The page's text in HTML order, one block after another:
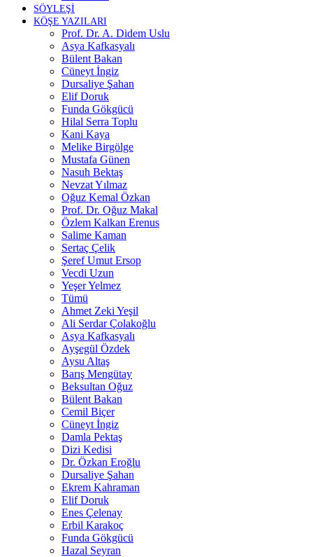
SÖYLEŞİ
KÖŞE YAZILARI
Prof. Dr. A. Didem Uslu
Asya Kafkasyalı
Bülent Bakan
Cüneyt İngiz
Dursaliye Şahan
Elif Doruk
Funda Gökgücü
Hilal Serra Toplu
Kani Kaya
Melike Birgölge
Mustafa Günen
Nasuh Bektaş
Nevzat Yılmaz
Oğuz Kemal Özkan
Prof. Dr. Oğuz Makal
Özlem Kalkan Erenus
Salime Kaman
Sertaç Çelik
Şeref Umut Ersop
Vecdi Uzun
Yeşer Yelmez
Tümü
Ahmet Zeki Yeşil
Ali Serdar Çolakoğlu
Asya Kafkasyalı
Ayşegül Özdek
Aysu Altaş
Barış Mengütay
Beksultan Oğuz
Bülent Bakan
Cemil Biçer
Cüneyt İngiz
Damla Pektaş
Dizi Kedisi
Dr. Özkan Eroğlu
Dursaliye Şahan
Ekrem Kahraman
Elif Doruk
Enes Çelenay
Erbil Karakoç
Funda Gökgücü
Hazal Seyran